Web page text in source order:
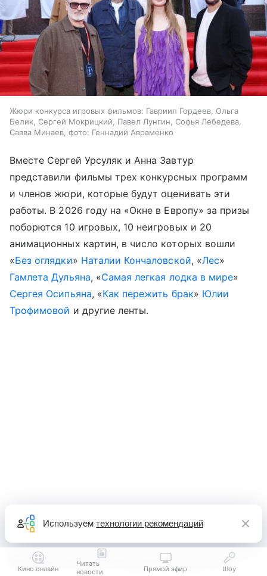
Жюри конкурса игровых фильмов: Гавриил Гордеев, Ольга
Белик, Сергей Мокрицкий, Павел Лунгин, Софья Лебедева,
Савва Минаев, фото: Геннадий Авраменко
Вместе Сергей Урсуляк и Анна Завтур
представили фильмы трех конкурсных программ
и членов жюри, которые будут оценивать эти
работы. В 2026 году на «Окне в Европу» за призы
поборются 10 игровых, 10 неигровых и 20
анимационных картин, в число которых вошли
«Без оглядки» Наталии Кончаловской, «Лес»
Гамлета Дульяна, «Самая легкая лодка в мире»
Сергея Осипьяна, «Как пережить брак» Юлии
Трофимовой и другие ленты.
Председатель жюри конкурса анимационного
Кино онлайн
Читать
новости
Прямой эфир Шоу
Используем технологии рекомендаций